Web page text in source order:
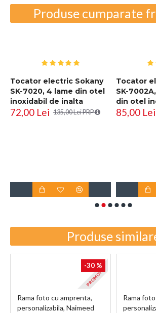
Produse cumparate
Tocator electric Sokany
SK-7020, 4 lame din otel
inoxidabil de inalta
calitate, 400 W, 2L,
72,00 Lei 135,00 Lei PRP
Tocator
SK-
din otel
inalta
85,00 Lei
Produse
PROMOTIE
-30 %
Rama foto cu amprenta,
personalizabila, Naimeed
Rama